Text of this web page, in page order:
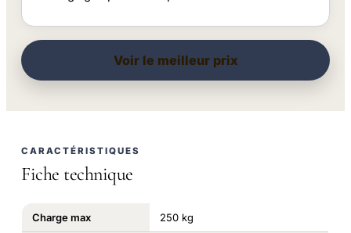
Voir le meilleur prix
CARACTÉRISTIQUES
Fiche technique
Charge max 250 kg